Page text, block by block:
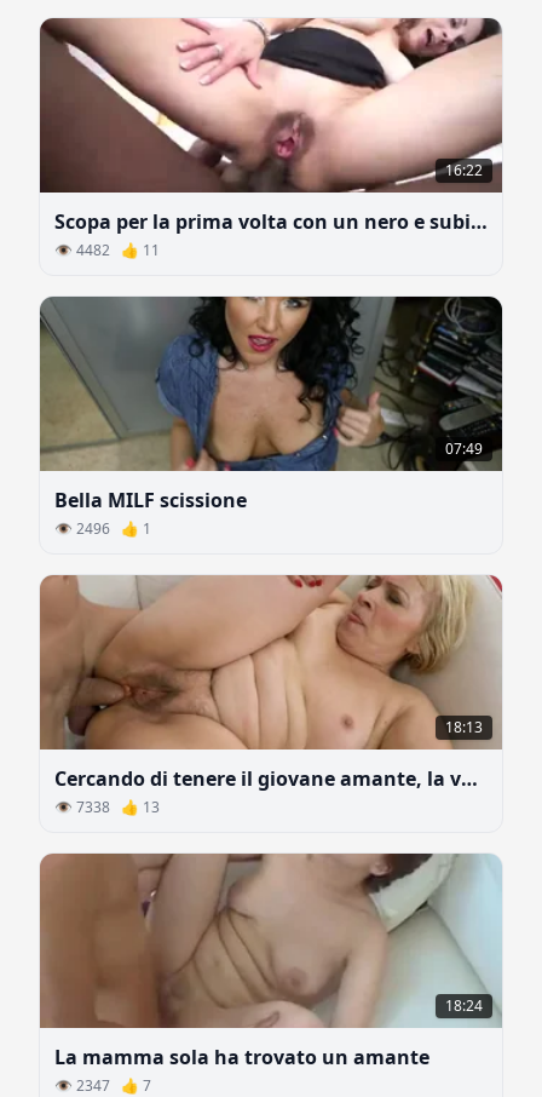
16:22
Scopa per la prima volta con un nero e subito nel culo
👁 4482 👍 11
07:49
Bella MILF scissione
👁 2496 👍 1
18:13
Cercando di tenere il giovane amante, la vecchia scopa in anale
👁 7338 👍 13
18:24
La mamma sola ha trovato un amante
👁 2347 👍 7